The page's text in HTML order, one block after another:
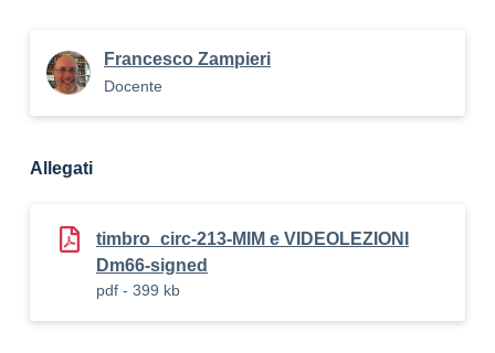
Francesco Zampieri
Docente
Allegati
timbro_circ-213-MIM e VIDEOLEZIONI
Dm66-signed
pdf - 399 kb